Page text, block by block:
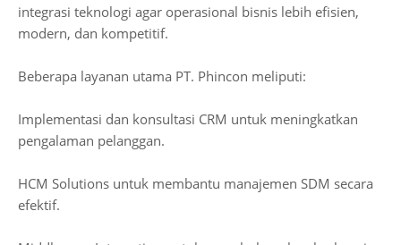
integrasi teknologi agar operasional bisnis lebih efisien,
modern, dan kompetitif.
Beberapa layanan utama PT. Phincon meliputi:
Implementasi dan konsultasi CRM untuk meningkatkan
pengalaman pelanggan.
HCM Solutions untuk membantu manajemen SDM secara
efektif.